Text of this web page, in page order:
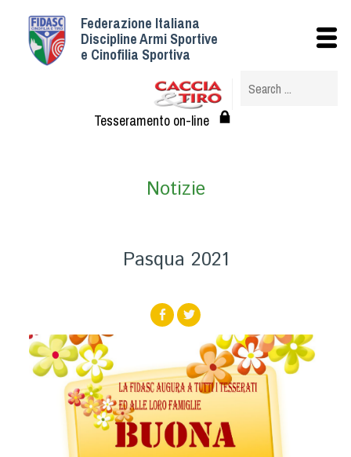
Federazione Italiana
Discipline Armi Sportive
e Cinofilia Sportiva
Tesseramento on-line
Notizie
Pasqua 2021
Istituzionale
Struttura
Albo Veterinari federali
Statuto e Regolamenti
Assicurazione
Società
Tesserati
Albo Fornitori
Referenti e gruppi di lavoro regionali
Scuole Federali
Tecnici
Direttori di Gara